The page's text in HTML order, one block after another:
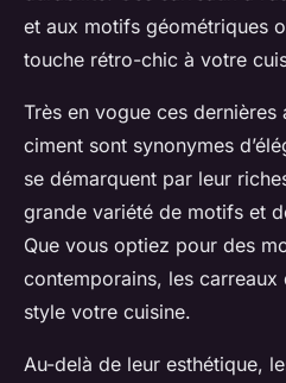
et aux motifs géométriques
touche rétro-chic à votre
Très en vogue ces dernières
ciment sont synonymes
se démarquent par leur
grande variété de motifs et
Que vous optiez pour des
contemporains, les
style votre cuisine.
Au-delà de leur esthétique,